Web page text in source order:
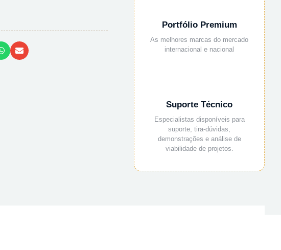
Portfólio Premium
As melhores marcas do mercado
internacional e nacional
Suporte Técnico
Especialistas disponíveis para
suporte, tira-dúvidas,
demonstrações e análise de
viabilidade de projetos.